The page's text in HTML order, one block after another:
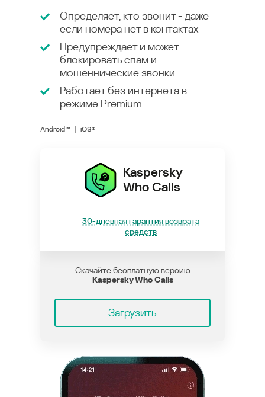
Определяет, кто звонит - даже
если номера нет в контактах
Предупреждает и может
блокировать спам и
мошеннические звонки
Работает без интернета в
режиме Premium
Android™ iOS®
Kaspersky
Who Calls
30-дневная гарантия возврата
средств
Скачайте бесплатную версию
Kaspersky Who Calls
Загрузить